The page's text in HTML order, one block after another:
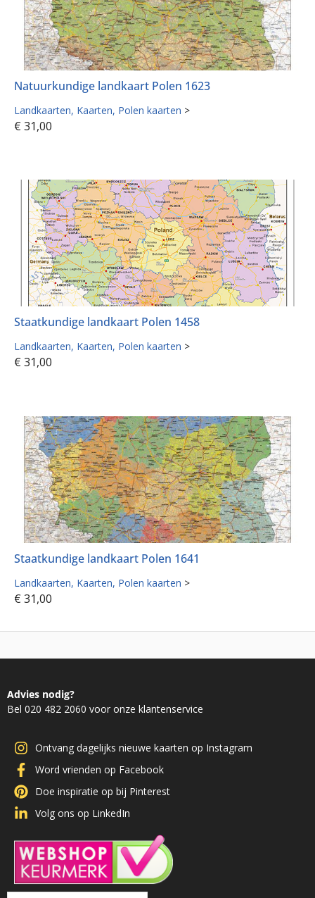
Natuurkundige landkaart Polen 1623
Landkaarten Kaarten Polen kaarten >
€ 31,00
Staatkundige landkaart Polen 1458
Landkaarten Kaarten Polen kaarten >
€ 31,00
Staatkundige landkaart Polen 1641
Landkaarten Kaarten Polen kaarten >
€ 31,00
Advies nodig?
Bel 020 482 2060 voor onze klantenservice
Ontvang dagelijks nieuwe kaarten op Instagram
Word vrienden op Facebook
Doe inspiratie op bij Pinterest
Volg ons op LinkedIn